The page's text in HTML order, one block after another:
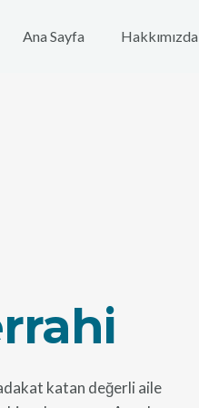
Ana Sayfa Hakkımızda
katan değerli aile